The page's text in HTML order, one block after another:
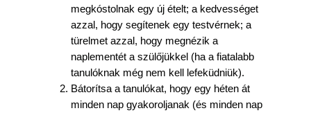
megkóstolnak egy új ételt; a kedvességet
azzal, hogy segítenek egy testvérnek; a
türelmet azzal, hogy megnézik a
naplementét a szülőjükkel (ha a fiatalabb
tanulóknak még nem kell lefeküdniük).
Bátorítsa a tanulókat, hogy egy héten át
minden nap gyakoroljanak (és minden nap